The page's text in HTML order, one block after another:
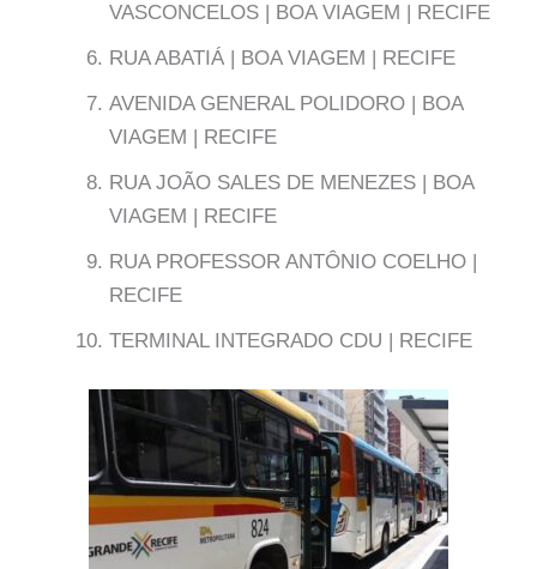
VASCONCELOS | BOA VIAGEM | RECIFE
RUA ABATIÁ | BOA VIAGEM | RECIFE
AVENIDA GENERAL POLIDORO | BOA
VIAGEM | RECIFE
RUA JOÃO SALES DE MENEZES | BOA
VIAGEM | RECIFE
RUA PROFESSOR ANTÔNIO COELHO |
RECIFE
TERMINAL INTEGRADO CDU | RECIFE